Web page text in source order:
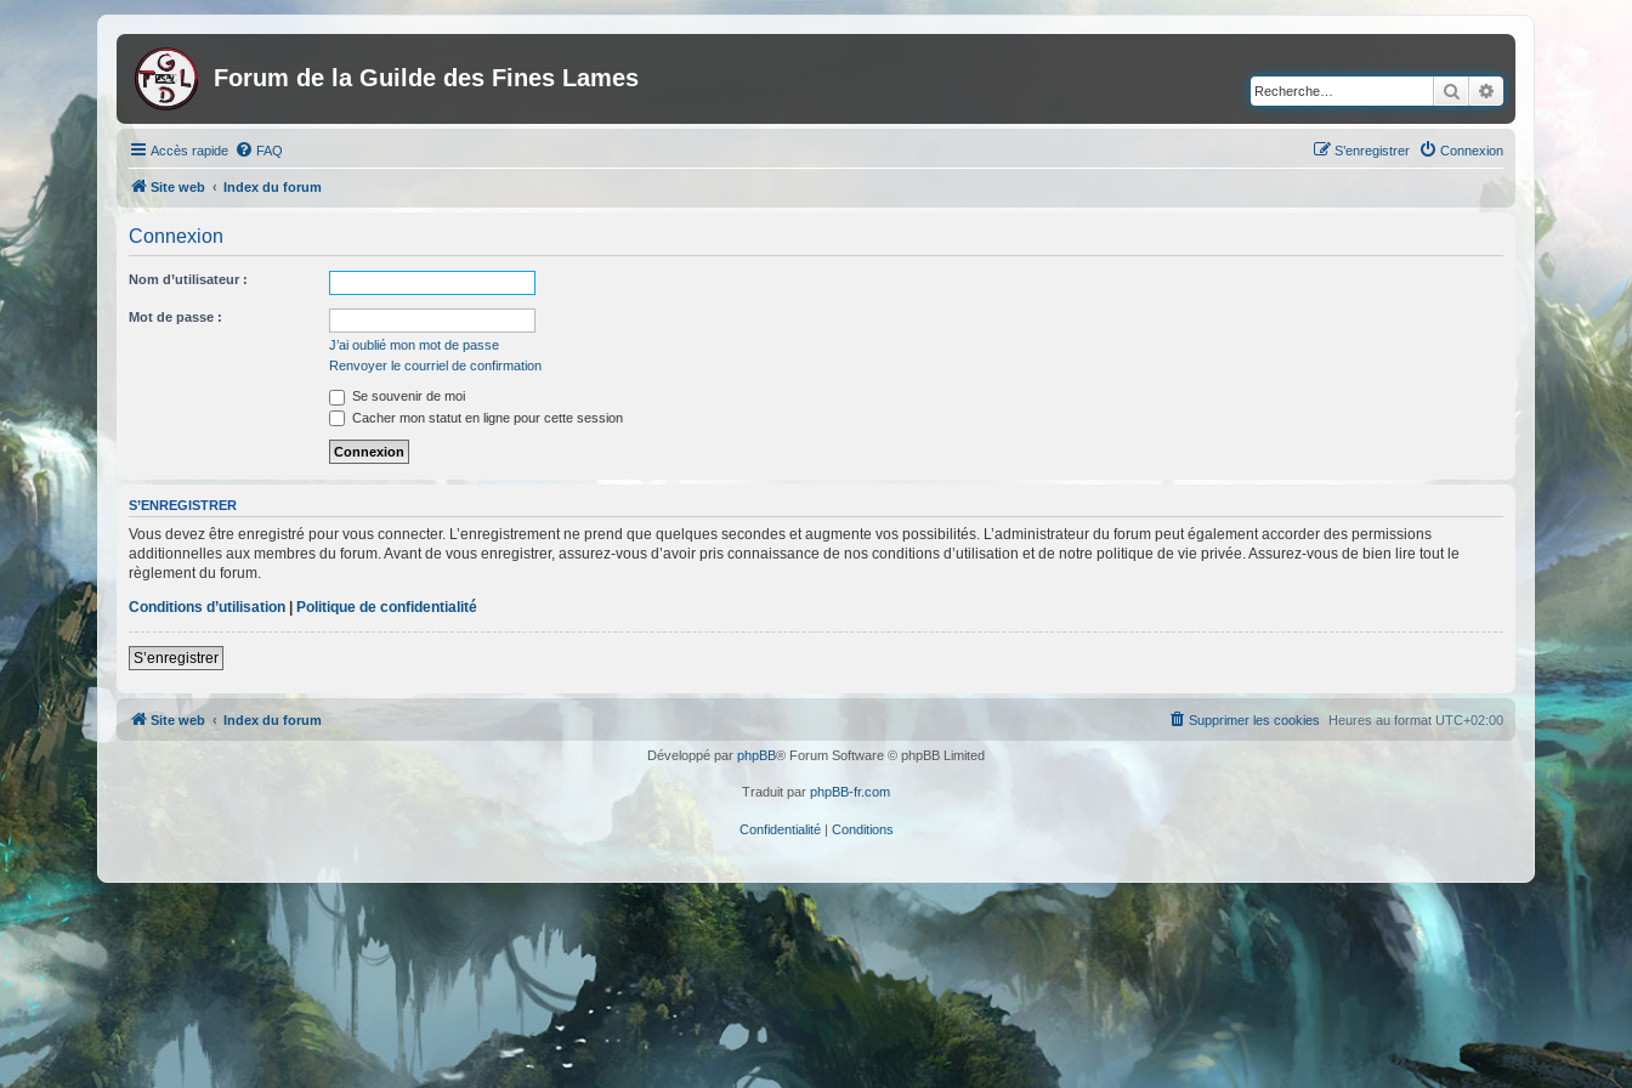
Forum de la Guilde des Fines Lames Rechercher
Accès rapide FAQ Connexion
S’enregistrer
Site web Index du forum
Connexion
Nom d’utilisateur :
Mot de passe :
J’ai oublié mon mot de passe
Renvoyer le courriel de confirmation
Se souvenir de moi
Cacher mon statut en ligne pour cette session
S’ENREGISTRER
Vous devez être enregistré pour vous connecter. L’enregistrement ne prend que quelques secondes et augmente vos possibilités. L’administrateur du forum peut également accorder des permissions
additionnelles aux membres du forum. Avant de vous enregistrer, assurez-vous d’avoir pris connaissance de nos conditions d’utilisation et de notre politique de vie privée. Assurez-vous de bien lire tout le
règlement du forum.
Conditions d’utilisation | Politique de confidentialité
S’enregistrer
Site web Index du forum Heures au format UTC+02:00
Supprimer les cookies
Développé par phpBB® Forum Software © phpBB Limited
Traduit par phpBB-fr.com
Confidentialité| Conditions